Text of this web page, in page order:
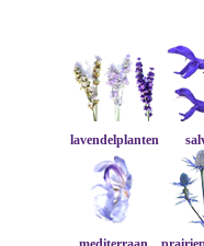
lavendelplanten